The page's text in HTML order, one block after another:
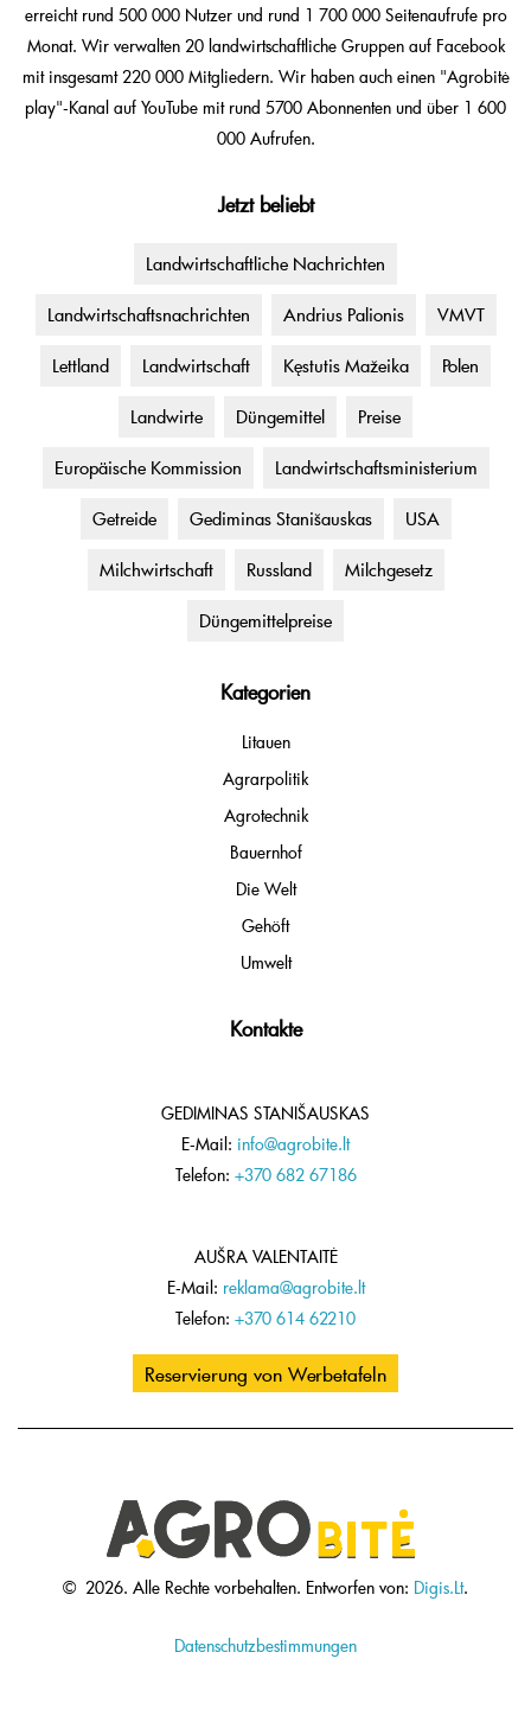
erreicht rund 500 000 Nutzer und rund 1 700 000 Seitenaufrufe pro
Monat. Wir verwalten 20 landwirtschaftliche Gruppen auf Facebook
mit insgesamt 220 000 Mitgliedern. Wir haben auch einen "Agrobitė
play"-Kanal auf YouTube mit rund 5700 Abonnenten und über 1 600
000 Aufrufen.
Jetzt beliebt
Landwirtschaftliche Nachrichten
Landwirtschaftsnachrichten Andrius Palionis VMVT
Lettland Landwirtschaft Kęstutis Mažeika Polen
Landwirte Düngemittel Preise
Europäische Kommission Landwirtschaftsministerium
Getreide Gediminas Stanišauskas USA
Milchwirtschaft Russland Milchgesetz
Düngemittelpreise
Kategorien
Litauen
Agrarpolitik
Agrotechnik
Bauernhof
Die Welt
Gehöft
Umwelt
Kontakte
GEDIMINAS STANIŠAUSKAS
E-Mail: info@agrobite.lt
Telefon: +370 682 67186
AUŠRA VALENTAITĖ
E-Mail: reklama@agrobite.lt
Telefon: +370 614 62210
Reservierung von Werbetafeln
© 2026. Alle Rechte vorbehalten. Entworfen von: Digis.Lt.
Datenschutzbestimmungen